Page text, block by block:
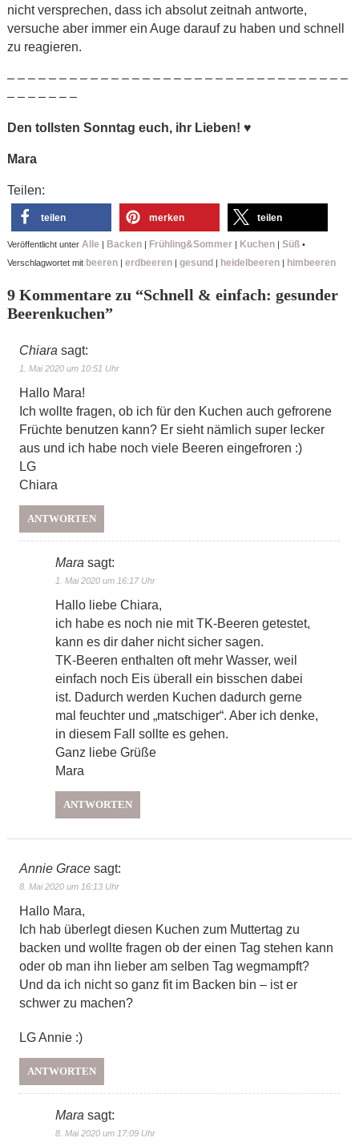
nicht versprechen, dass ich absolut zeitnah antworte,
versuche aber immer ein Auge darauf zu haben und schnell
zu reagieren.
– – – – – – – – – – – – – – – – – – – – – – – – – – – – – – – – –
– – – – – – –
Den tollsten Sonntag euch, ihr Lieben! ♥
Mara
Teilen:
teilen merken teilen
Veröffentlicht unter Alle Backen| Frühling&Sommer| Kuchen| Süß•
Verschlagwortet mit beeren| erdbeeren| gesund heidelbeeren| himbeeren
9 Kommentare zu “Schnell & einfach: gesunder
Beerenkuchen”
Chiara sagt:
1. Mai 2020 um 10:51 Uhr
Hallo Mara!
Ich wollte fragen, ob ich für den Kuchen auch gefrorene
Früchte benutzen kann? Er sieht nämlich super lecker
aus und ich habe noch viele Beeren eingefroren :)
LG
Chiara
ANTWORTEN
Mara sagt:
1. Mai 2020 um 16:17 Uhr
Hallo liebe Chiara,
ich habe es noch nie mit TK-Beeren getestet,
kann es dir daher nicht sicher sagen.
TK-Beeren enthalten oft mehr Wasser, weil
einfach noch Eis überall ein bisschen dabei
ist. Dadurch werden Kuchen dadurch gerne
mal feuchter und „matschiger“. Aber ich denke,
in diesem Fall sollte es gehen.
Ganz liebe Grüße
Mara
ANTWORTEN
Annie Grace sagt:
8. Mai 2020 um 16:13 Uhr
Hallo Mara,
Ich hab überlegt diesen Kuchen zum Muttertag zu
backen und wollte fragen ob der einen Tag stehen kann
oder ob man ihn lieber am selben Tag wegmampft?
Und da ich nicht so ganz fit im Backen bin – ist er
schwer zu machen?
LG Annie :)
ANTWORTEN
Mara sagt:
8. Mai 2020 um 17:09 Uhr